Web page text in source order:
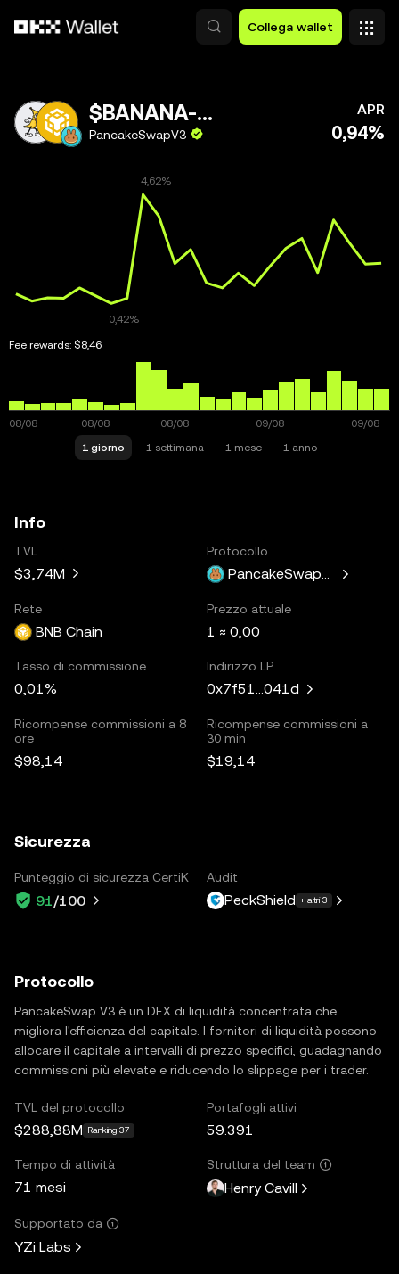
Collega wallet
$BANANA-BNB
PancakeSwapV3
APR
0,94%
Fee rewards: $8,46
1 giorno 1 settimana 1 mese 1 anno
Info
TVL
$3,74M
Protocollo
PancakeSwapV3
Rete
BNB Chain
Prezzo attuale
1 ≈ 0,00
Tasso di commissione
0,01%
Indirizzo LP
0x7f51...041d
Ricompense commissioni a 8
ore
$98,14
Ricompense commissioni a
30 min
$19,14
Sicurezza
Punteggio di sicurezza CertiK
91/100
Audit
PeckShield + altri 3
Protocollo
PancakeSwap V3 è un DEX di liquidità concentrata che
migliora l'efficienza del capitale. I fornitori di liquidità possono
allocare il capitale a intervalli di prezzo specifici, guadagnando
commissioni più elevate e riducendo lo slippage per i trader.
TVL del protocollo
$288,88M Ranking 37
Portafogli attivi
59.391
Tempo di attività
71 mesi
Struttura del team
Henry Cavill
Supportato da
YZi Labs